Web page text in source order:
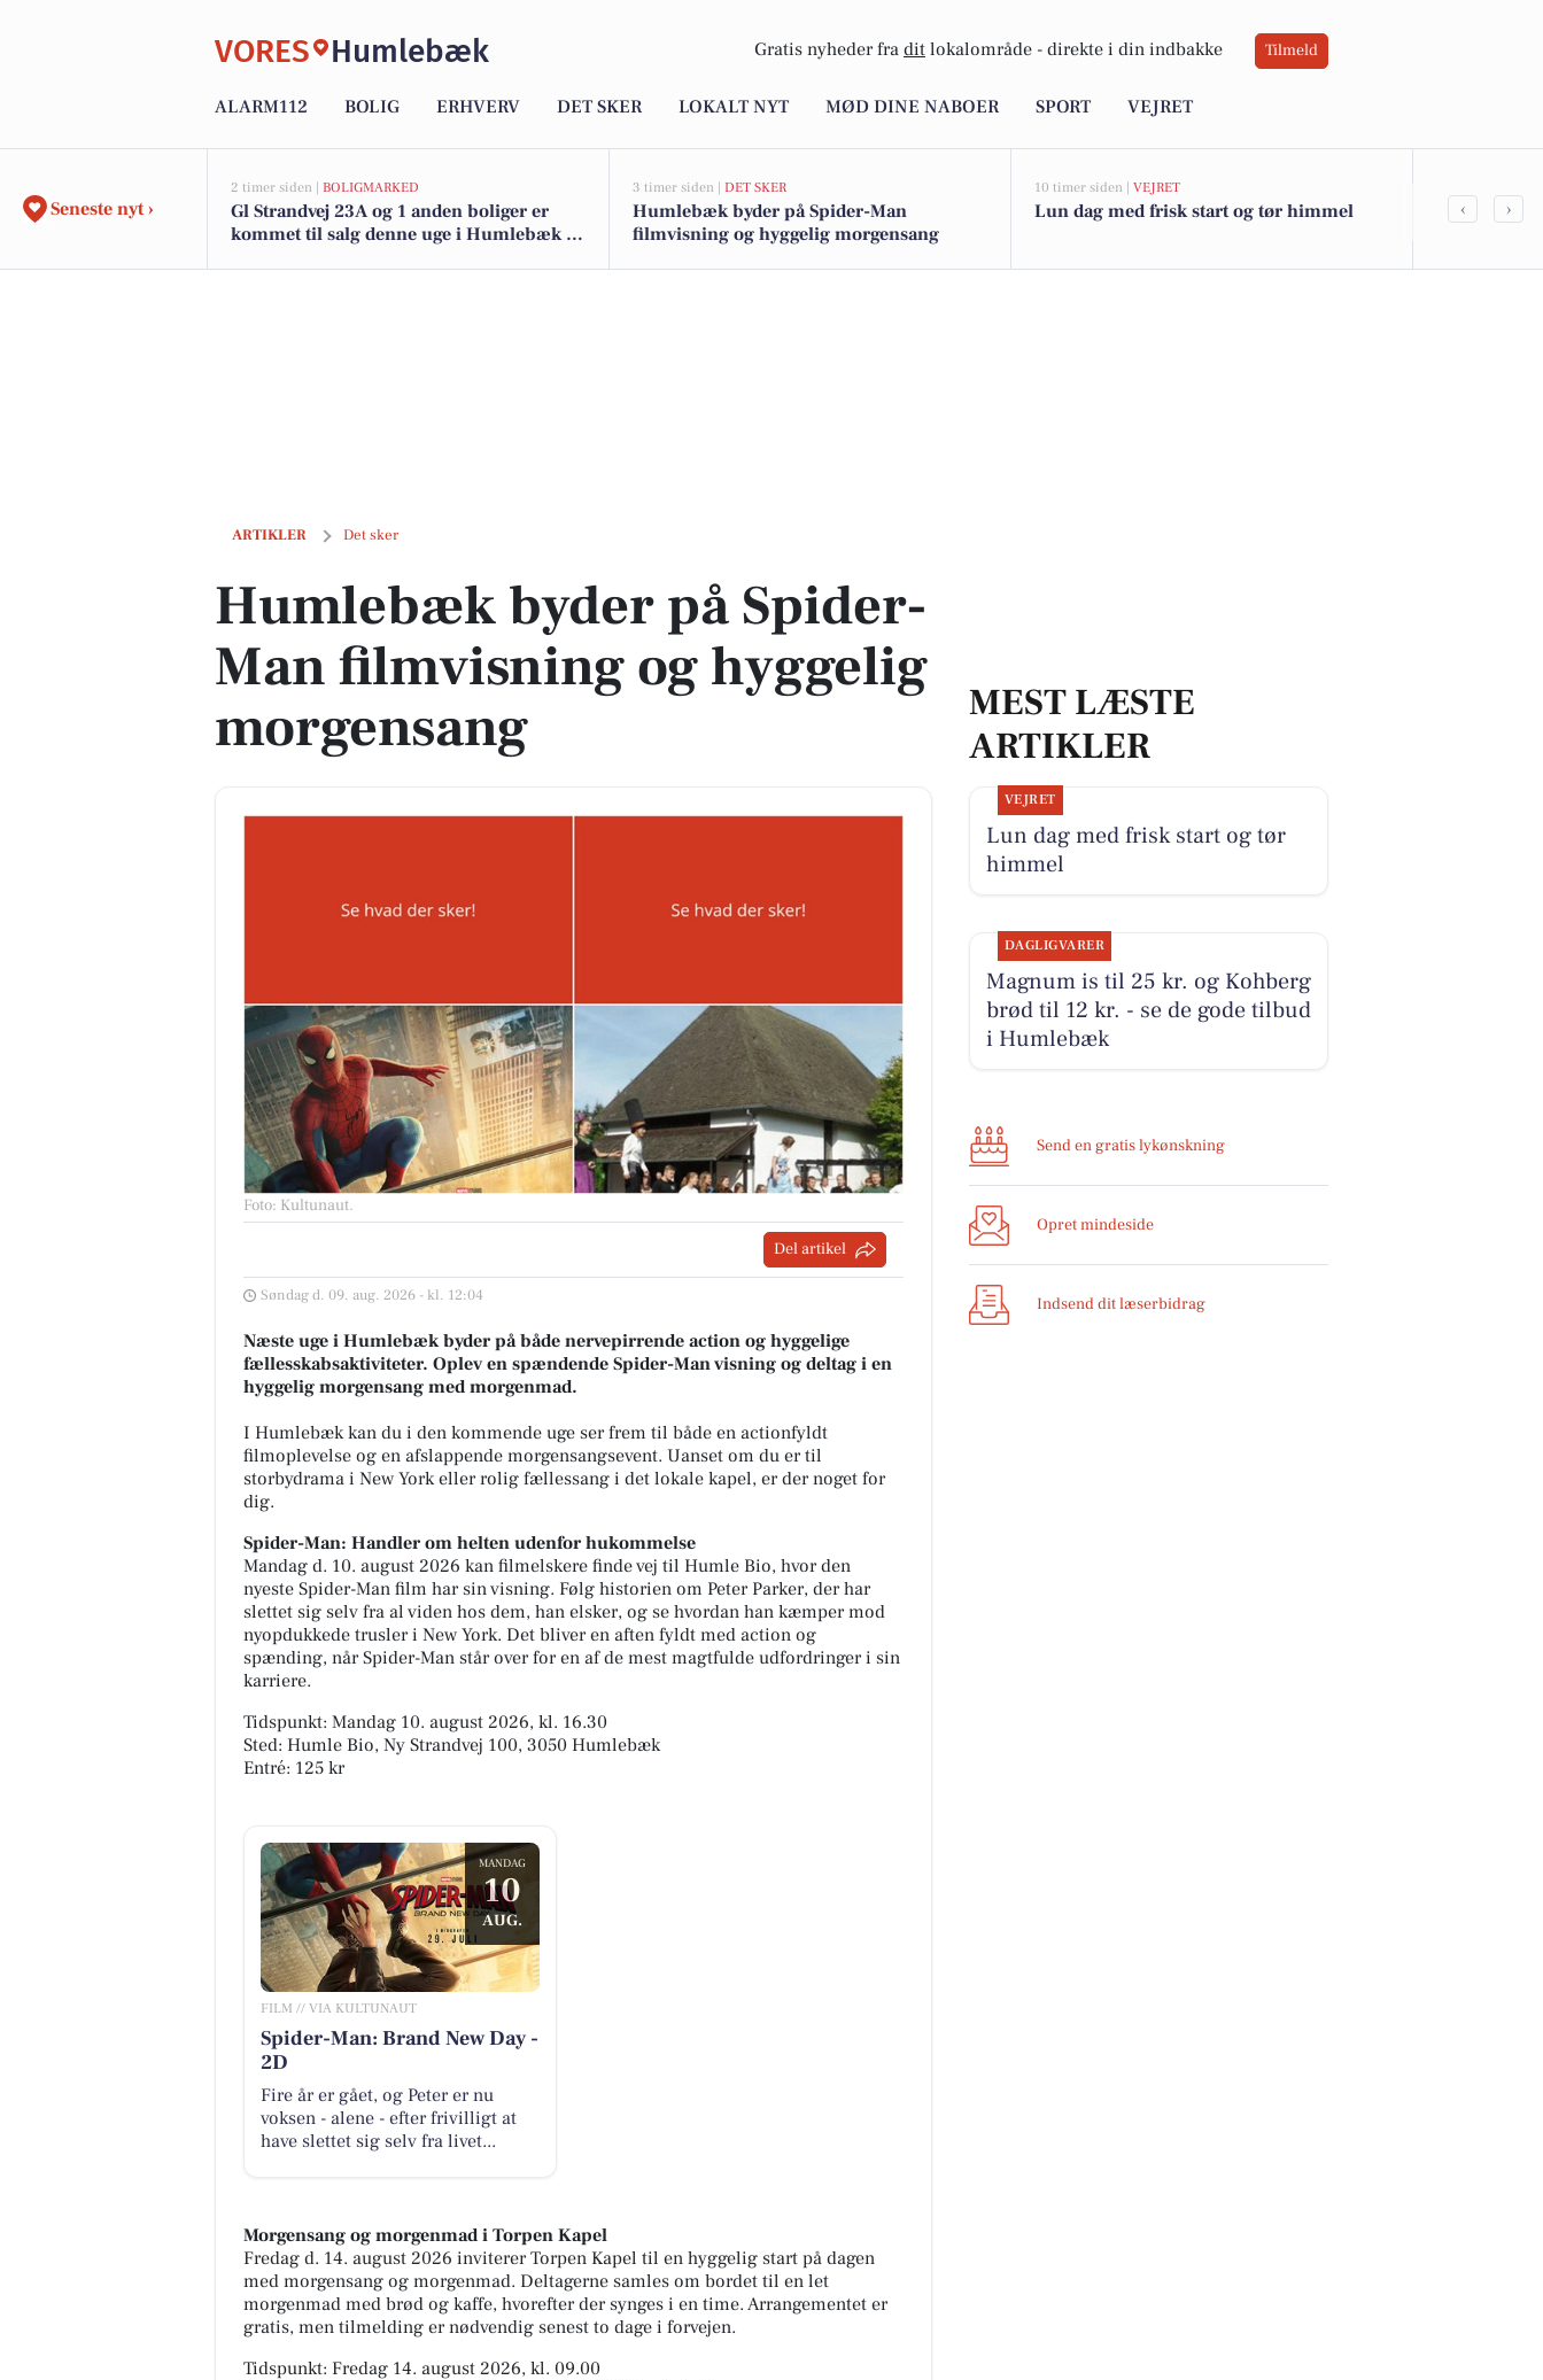
VORES Humlebæk Gratis nyheder fra dit lokalområde - direkte i din indbakke Tilmeld
ALARM112 BOLIG ERHVERV DET SKER LOKALT NYT MØD DINE NABOER SPORT VEJRET
Seneste nyt ›
2 timer siden | BOLIGMARKED
Gl Strandvej 23A og 1 anden boliger er
kommet til salg denne uge i Humlebæk -
3 timer siden | DET SKER
Humlebæk byder på Spider-Man
filmvisning og hyggelig morgensang
10 timer siden | VEJRET
Lun dag med frisk start og tør himmel
Savner du
‹ ›
ARTIKLER Det sker
Humlebæk byder på Spider-Man filmvisning og hyggelig morgensang
Humlebæk byder på Spider-
Man filmvisning og hyggelig
morgensang
Foto: Kultunaut.
Del artikel
Søndag d. 09. aug. 2026 - kl. 12:04
Næste uge i Humlebæk byder på både nervepirrende action og hyggelige
fællesskabsaktiviteter. Oplev en spændende Spider-Man visning og deltag i en
hyggelig morgensang med morgenmad.
I Humlebæk kan du i den kommende uge ser frem til både en actionfyldt
filmoplevelse og en afslappende morgensangsevent. Uanset om du er til
storbydrama i New York eller rolig fællessang i det lokale kapel, er der noget for
dig.
Spider-Man: Handler om helten udenfor hukommelse
Mandag d. 10. august 2026 kan filmelskere finde vej til Humle Bio, hvor den
nyeste Spider-Man film har sin visning. Følg historien om Peter Parker, der har
slettet sig selv fra al viden hos dem, han elsker, og se hvordan han kæmper mod
nyopdukkede trusler i New York. Det bliver en aften fyldt med action og
spænding, når Spider-Man står over for en af de mest magtfulde udfordringer i sin
karriere.
Tidspunkt: Mandag 10. august 2026, kl. 16.30
Sted: Humle Bio, Ny Strandvej 100, 3050 Humlebæk
Entré: 125 kr
MANDAG
10
AUG.
FILM // VIA KULTUNAUT
Spider-Man: Brand New Day -
2D
Fire år er gået, og Peter er nu
voksen - alene - efter frivilligt at
have slettet sig selv fra livet...
Morgensang og morgenmad i Torpen Kapel
Fredag d. 14. august 2026 inviterer Torpen Kapel til en hyggelig start på dagen
med morgensang og morgenmad. Deltagerne samles om bordet til en let
morgenmad med brød og kaffe, hvorefter der synges i en time. Arrangementet er
gratis, men tilmelding er nødvendig senest to dage i forvejen.
Tidspunkt: Fredag 14. august 2026, kl. 09.00
MEST LÆSTE
ARTIKLER
VEJRET
Lun dag med frisk start og tør
himmel
DAGLIGVARER
Magnum is til 25 kr. og Kohberg
brød til 12 kr. - se de gode tilbud
i Humlebæk
Send en gratis lykønskning
Opret mindeside
Indsend dit læserbidrag